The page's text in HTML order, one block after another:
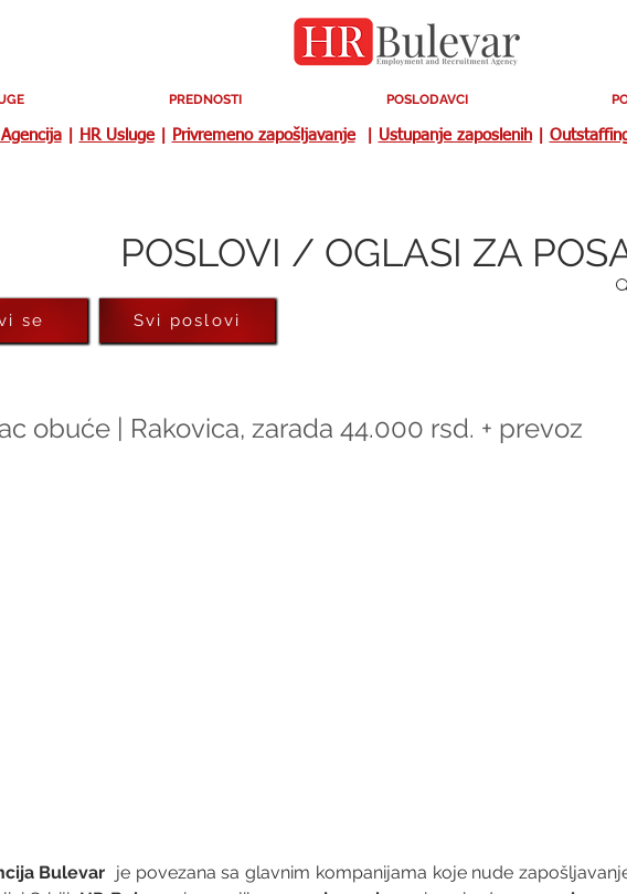
PREDNOSTI POSLODAVCI
Agencija| HR Usluge| Privremeno zapošljavanje| Ustupanje zaposlenih|
POSLOVI / OGLASI ZA
obuće | Rakovica, zarada 44.000 rsd. + prevoz
Bulevar
je povezana sa glavnim kompanijama koje nude
se Svi poslovi